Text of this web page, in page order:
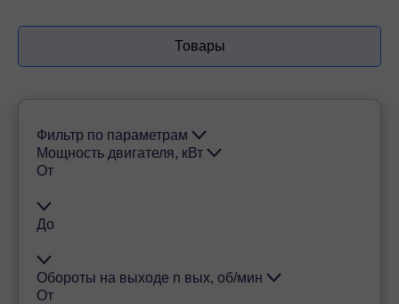
Товары
Фильтр по параметрам
Мощность двигателя, кВт
От
До
Обороты на выходе n вых, об/мин
От